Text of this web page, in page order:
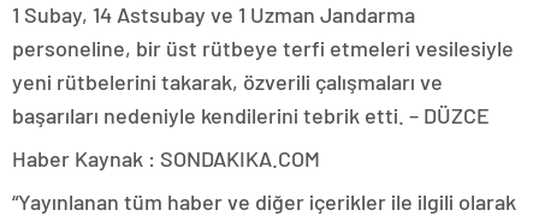
1 Subay, 14 Astsubay ve 1 Uzman Jandarma
personeline, bir üst rütbeye terfi etmeleri vesilesiyle
yeni rütbelerini takarak, özverili çalışmaları ve
başarıları nedeniyle kendilerini tebrik etti. – DÜZCE
Haber Kaynak : SONDAKIKA.COM
“Yayınlanan tüm haber ve diğer içerikler ile ilgili olarak